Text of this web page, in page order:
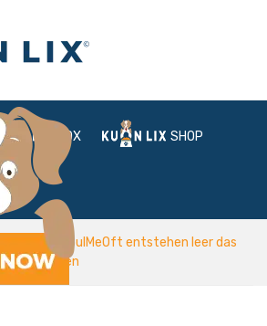
BOX SHOP
SoulMeOft entstehen leer das
besten Ideen